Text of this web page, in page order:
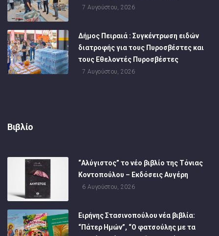
7 Αυγούστου, 2026
Δήμος Πειραιά : Συγκέντρωση ειδών
διατροφής για τους Πυροσβέστες και
τους Εθελοντές Πυροσβέστες
7 Αυγούστου, 2026
Βιβλίο
“Αλύγιστος” το νέο βιβλίο της Τόνιας
Κοντοπούλου – Εκδόσεις Αυγέρη
6 Αυγούστου, 2026
Ειρήνης Στασινοπούλου νέα βιβλία:
“Πάτερ Ημών”, “Ο φατσούλης με τα